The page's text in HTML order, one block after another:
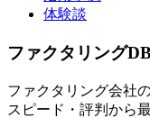
体験談
ファクタリング
ファクタリング会社
スピード・評判から